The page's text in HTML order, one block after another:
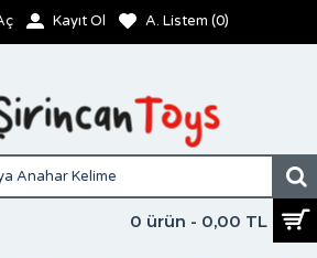
Kayıt Ol A. Listem (0)
0 ürün - 0,00 TL